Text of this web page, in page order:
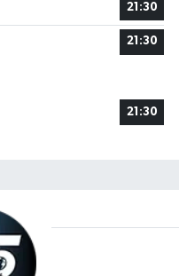
21:30
21:30
21:30